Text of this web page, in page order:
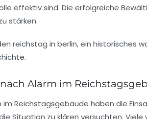
effektiv sind. Die erfolgreiche
stärken.
Alarm im
im Reichstagsgebäude haben die
Situation zu klären versuchten.